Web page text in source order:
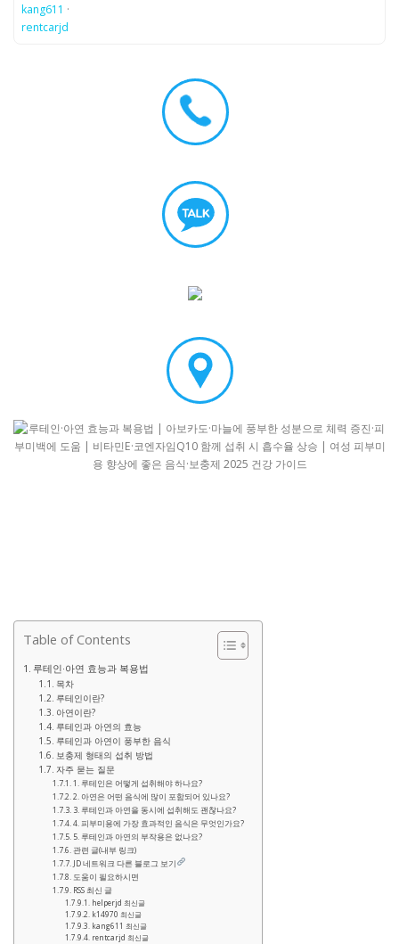
kang611 ·
rentcarjd
Table of Contents
루테인·아연 효능과 복용법
목차
루테인이란?
아연이란?
루테인과 아연의 효능
루테인과 아연이 풍부한 음식
보충제 형태의 섭취 방법
자주 묻는 질문
1. 루테인은 어떻게 섭취해야 하나요?
2. 아연은 어떤 음식에 많이 포함되어 있나요?
3. 루테인과 아연을 동시에 섭취해도 괜찮나요?
4. 피부미용에 가장 효과적인 음식은 무엇인가요?
5. 루테인과 아연의 부작용은 없나요?
관련 글(내부 링크)
JD 네트워크 다른 블로그 보기
도움이 필요하시면
RSS 최신 글
helperjd 최신글
k14970 최신글
kang611 최신글
rentcarjd 최신글